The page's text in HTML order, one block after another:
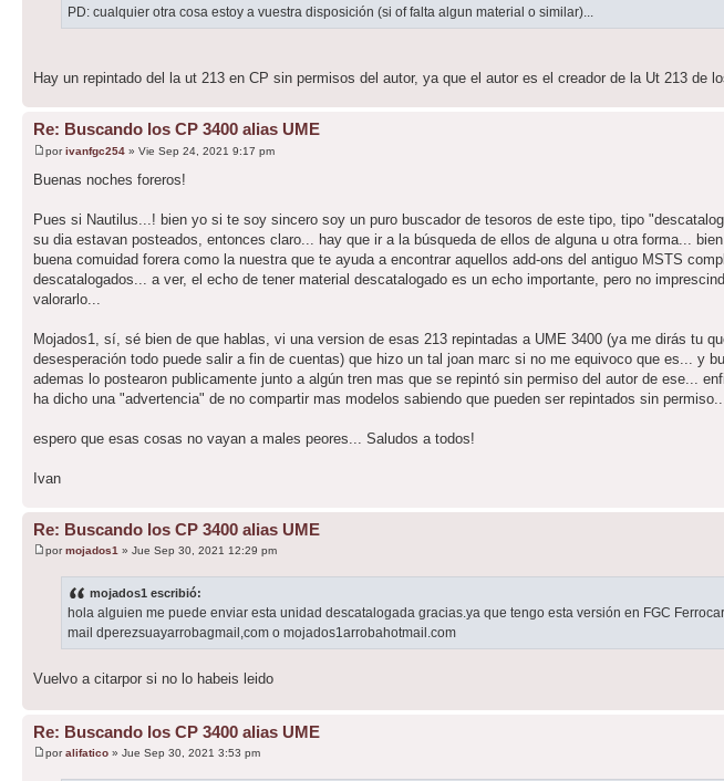
PD: cualquier otra cosa estoy a vuestra disposición (si of falta algun material o similar)...
Hay un repintado del la ut 213 en CP sin permisos del autor, ya que el autor es el creador de la Ut 213 de
Re: Buscando los CP 3400 alias UME
porivanfgc254 » Vie Sep 24, 2021 9:17 pm
Buenas noches foreros!
Pues si Nautilus...! bien yo si te soy sincero soy un puro buscador de tesoros de este tipo, tipo
su dia estavan posteados, entonces claro... hay que ir a la búsqueda de ellos de alguna u otra forma...
buena comuidad forera como la nuestra que te ayuda a encontrar aquellos add-ons del antiguo MSTS
descatalogados... a ver, el echo de tener material descatalogado es un echo importante, pero no
valorarlo...
Mojados1, sí, sé bien de que hablas, vi una version de esas 213 repintadas a UME 3400 (ya me dirás tu
desesperación todo puede salir a fin de cuentas) que hizo un tal joan marc si no me equivoco que es... y
ademas lo postearon publicamente junto a algún tren mas que se repintó sin permiso del autor de ese...
ha dicho una "advertencia" de no compartir mas modelos sabiendo que pueden ser repintados sin permiso...
espero que esas cosas no vayan a males peores... Saludos a todos!
Ivan
Re: Buscando los CP 3400 alias UME
pormojados1 » Jue Sep 30, 2021 12:29 pm
mojados1 escribió:
hola alguien me puede enviar esta unidad descatalogada gracias.ya que tengo esta versión en FGC
mail dperezsuayarrobagmail,com o mojados1arrobahotmail.com
Vuelvo a citarpor si no lo habeis leido
Re: Buscando los CP 3400 alias UME
poralifatico » Jue Sep 30, 2021 3:53 pm